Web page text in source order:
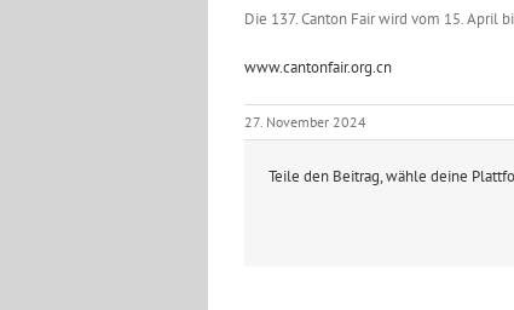
Die 137. Canton Fair wird vom 15. April
www.cantonfair.org.cn
27. November 2024
Teile den Beitrag, wähle deine